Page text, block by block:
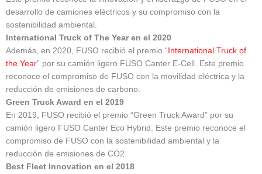
desarrollo de camiones eléctricos y su compromiso con la
sostenibilidad ambiental.
International Truck of The Year en el 2020
Además, en 2020, FUSO recibió el premio “International Truck of
the Year” por su camión ligero FUSO Canter E-Cell. Este premio
reconoce el compromiso de FUSO con la movilidad eléctrica y la
reducción de emisiones de carbono.
Green Truck Award en el 2019
En 2019, FUSO recibió el premio “Green Truck Award” por su
camión ligero FUSO Canter Eco Hybrid. Este premio reconoce el
compromiso de FUSO con la sostenibilidad ambiental y la
reducción de emisiones de CO2.
Best Fleet Innovation en el 2018